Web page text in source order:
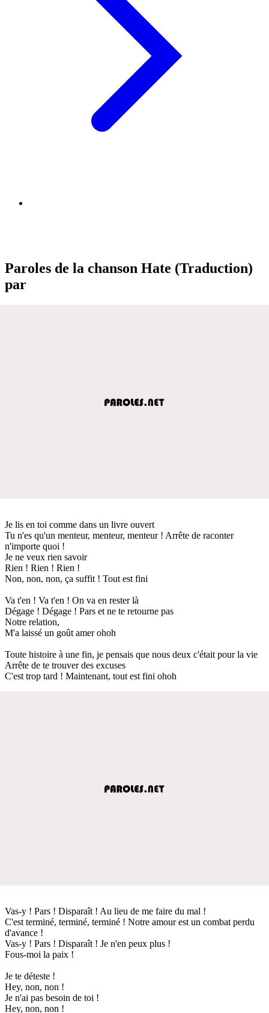
Paroles de la chanson Hate (Traduction)
par
Je lis en toi comme dans un livre ouvert
Tu n'es qu'un menteur, menteur, menteur ! Arrête de raconter
n'importe quoi !
Je ne veux rien savoir
Rien ! Rien ! Rien !
Non, non, non, ça suffit ! Tout est fini
Va t'en ! Va t'en ! On va en rester là
Dégage ! Dégage ! Pars et ne te retourne pas
Notre relation,
M'a laissé un goût amer ohoh
Toute histoire à une fin, je pensais que nous deux c'était pour la vie
Arrête de te trouver des excuses
C'est trop tard ! Maintenant, tout est fini ohoh
Vas-y ! Pars ! Disparaît ! Au lieu de me faire du mal !
C'est terminé, terminé, terminé ! Notre amour est un combat perdu
d'avance !
Vas-y ! Pars ! Disparaît ! Je n'en peux plus !
Fous-moi la paix !
Je te déteste !
Hey, non, non !
Je n'ai pas besoin de toi !
Hey, non, non !